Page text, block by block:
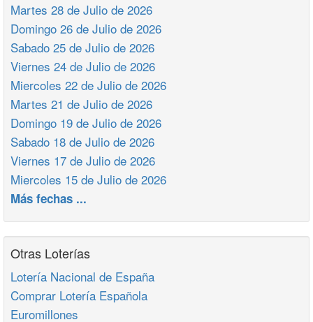
Martes 28 de Julio de 2026
Domingo 26 de Julio de 2026
Sabado 25 de Julio de 2026
Viernes 24 de Julio de 2026
Miercoles 22 de Julio de 2026
Martes 21 de Julio de 2026
Domingo 19 de Julio de 2026
Sabado 18 de Julio de 2026
Viernes 17 de Julio de 2026
Miercoles 15 de Julio de 2026
Más fechas ...
Otras Loterías
Lotería Nacional de España
Comprar Lotería Española
Euromillones